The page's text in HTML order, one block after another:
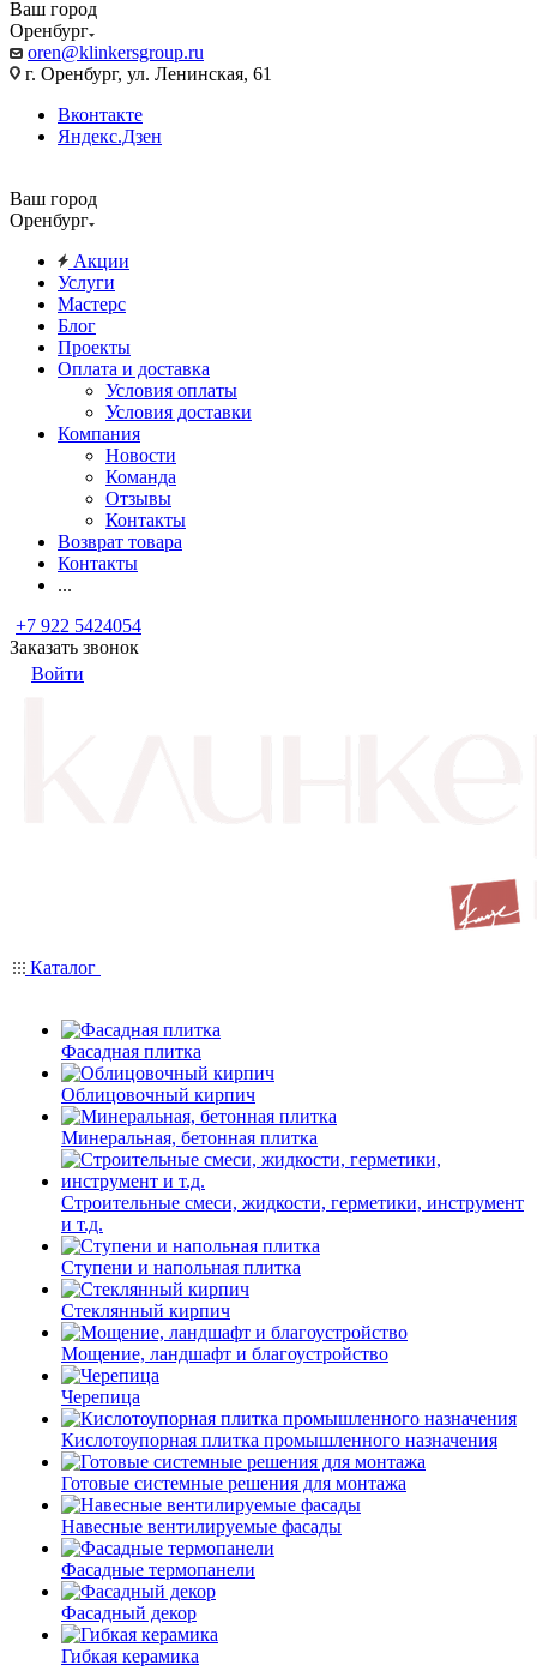
Ваш город
Оренбург
oren@klinkersgroup.ru
г. Оренбург, ул. Ленинская, 61
Вконтакте
Яндекс.Дзен
Ваш город
Оренбург
Акции
Услуги
Мастерс
Блог
Проекты
Оплата и доставка
Условия оплаты
Условия доставки
Компания
Новости
Команда
Отзывы
Контакты
Возврат товара
Контакты
...
+7 922 5424054
Заказать звонок
Войти
Каталог
Фасадная плитка
Облицовочный кирпич
Минеральная, бетонная плитка
Строительные смеси, жидкости, герметики, инструмент
и т.д.
Ступени и напольная плитка
Cтеклянный кирпич
Мощение, ландшафт и благоустройство
Черепица
Кислотоупорная плитка промышленного назначения
Готовые системные решения для монтажа
Навесные вентилируемые фасады
Фасадные термопанели
Фасадный декор
Гибкая керамика